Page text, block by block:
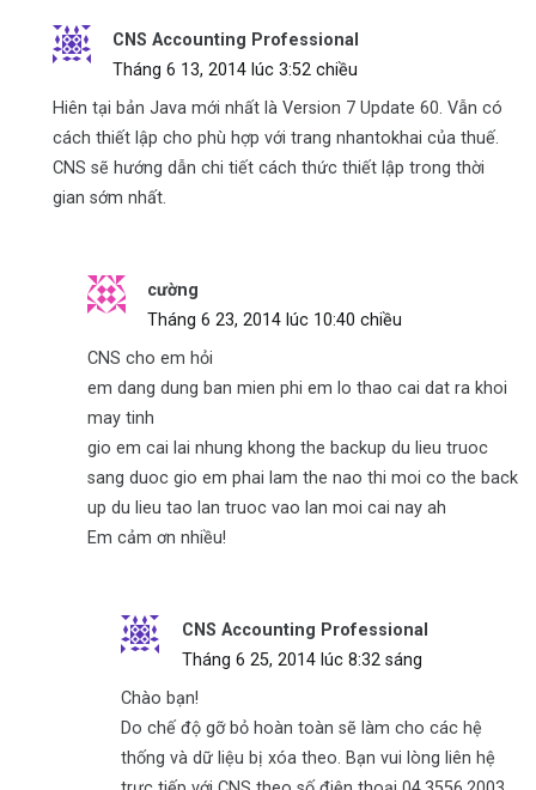
CNS Accounting Professional
Tháng 6 13, 2014 lúc 3:52 chiều
Hiên tại bản Java mới nhất là Version 7 Update 60. Vẫn có
cách thiết lập cho phù hợp với trang nhantokhai của thuế.
CNS sẽ hướng dẫn chi tiết cách thức thiết lập trong thời
gian sớm nhất.
c­ường
Tháng 6 23, 2014 lúc 10:40 chiều
CNS cho em hỏi
em dang dung ban mien phi em lo thao cai dat ra khoi
may tinh
gio em cai lai nhung khong the backup du lieu truoc
sang duoc gio em phai lam the nao thi moi co the back
up du lieu tao lan truoc vao lan moi cai nay ah
Em cảm ơn nhiều!
CNS Accounting Professional
Tháng 6 25, 2014 lúc 8:32 sáng
Chào bạn!
Do chế độ gỡ bỏ hoàn toàn sẽ làm cho các hệ
thống và dữ liệu bị xóa theo. Bạn vui lòng liên hệ